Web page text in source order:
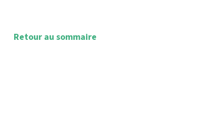
Retour au sommaire